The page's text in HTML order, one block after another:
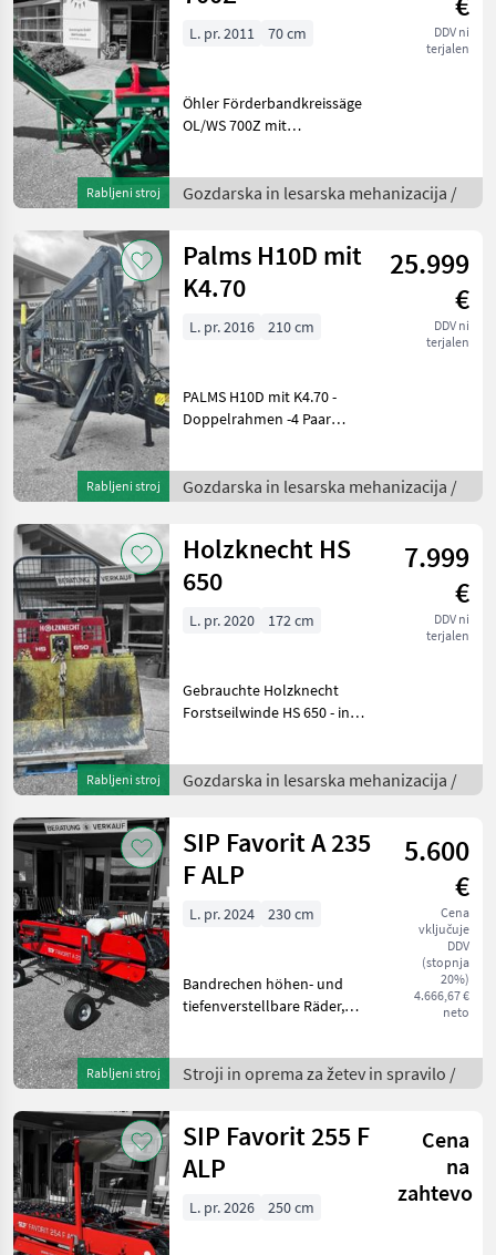
Rabljeni stroj
DDV ni
terjalen
L. pr. 2011 70 cm
Öhler Förderbandkreissäge
OL/WS 700Z mit
Kreissäge ist bei uns in
Fischbach lagernd und
Gozdarska in lesarska mehanizacija /
Rabljeni stroj
Palms H10D mit
K4.70
25.999
€
DDV ni
terjalen
L. pr. 2016 210 cm
PALMS H10D mit K4.70 -
Doppelrahmen -4 Paar
m² Stirngitterfläche -2 Rad
Bremse hydraulisch -
Gozdarska in lesarska mehanizacija /
Rabljeni stroj
Holzknecht HS
650
7.999
€
DDV ni
terjalen
L. pr. 2020 172 cm
Gebrauchte Holzknecht
Forstseilwinde HS 650 - inkl.
guter Zustand, voll
funktionsfähig - Lieferung
Gozdarska in lesarska mehanizacija /
Rabljeni stroj
SIP Favorit A 235
F ALP
5.600
€
Cena
vključuje
DDV
(stopnja
20%)
4.666,67 €
neto
L. pr. 2024 230 cm
Bandrechen höhen- und
tiefenverstellbare Räder,
Verstärkungsbändern,
Bodenanpassung mit
Transportsic
Stroji in oprema za žetev in spravilo /
SIP Favorit 255 F
ALP
Cena
na
zahtevo
L. pr. 2026 250 cm